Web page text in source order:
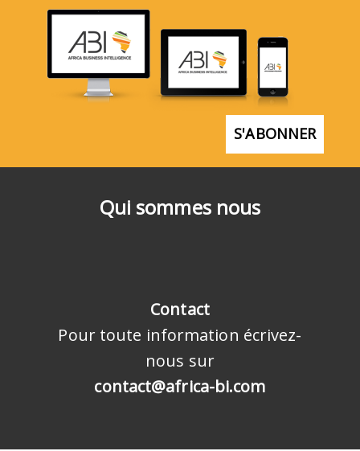
Qui sommes nous
Contact
Pour toute information écrivez-
nous sur
contact@africa-bi.com
S'ABONNER